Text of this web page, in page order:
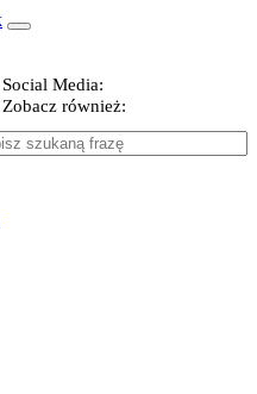
Social Media:
Zobacz również: